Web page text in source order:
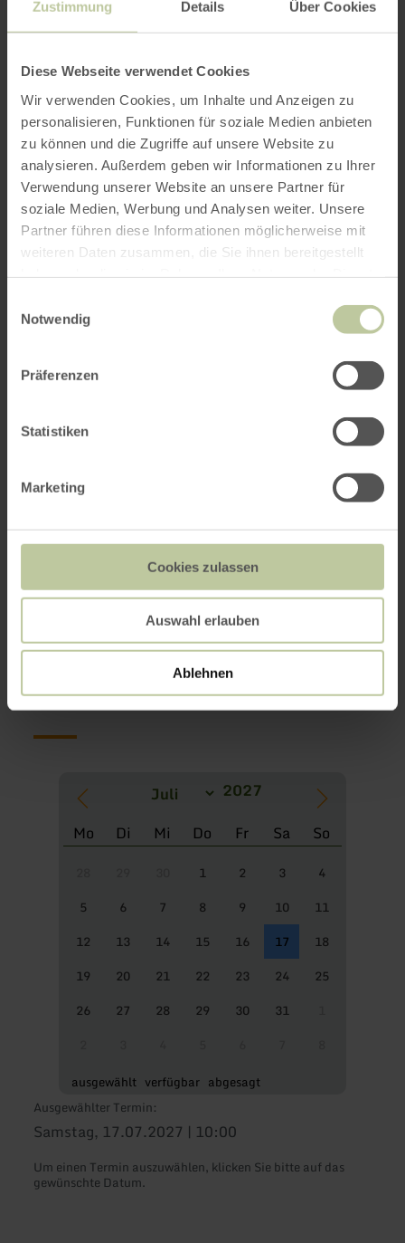
Zustimmung Details Über Cookies
Diese Webseite verwendet Cookies
Wir verwenden Cookies, um Inhalte und Anzeigen zu
personalisieren, Funktionen für soziale Medien anbieten
zu können und die Zugriffe auf unsere Website zu
analysieren. Außerdem geben wir Informationen zu Ihrer
Verwendung unserer Website an unsere Partner für
soziale Medien, Werbung und Analysen weiter. Unsere
Partner führen diese Informationen möglicherweise mit
weiteren Daten zusammen, die Sie ihnen bereitgestellt
Notwendig
Präferenzen
Statistiken
Marketing
Cookies zulassen
Auswahl erlauben
Ablehnen
17.07.27
10:00
Kunst und Kulinarik rund um die wArtehalle
Welchenhausen
Feierlichkeiten anlässlich des 25-jährigen
Welchenhausen.
Weitere Infos folgen!
Impressionen
Weitere Termine
Mo Di Mi Do Fr Sa So
1 2 3
4
5
6 7 8 9 10
11
12
13 14 15 16 17
18
19
20 21 22 23 24
25
26
27 28 29 30 31
ausgewählt verfügbar abgesagt
Ausgewählter Termin:
Samstag, 17.07.2027 | 10:00
Um einen Termin auszuwählen, klicken Sie bitte auf das
gewünschte Datum.